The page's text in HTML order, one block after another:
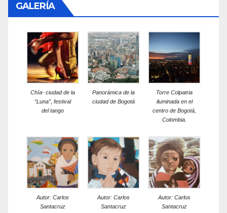
GALERÍA
Chía- ciudad de la
“Luna”, festival
del tango
Panorámica de la
ciudad de Bogotá
Torre Colpatria
iluminada en el
centro de Bogotá,
Colombia.
Autor: Carlos
Santacruz
Autor: Carlos
Santacruz
Autor: Carlos
Santacruz